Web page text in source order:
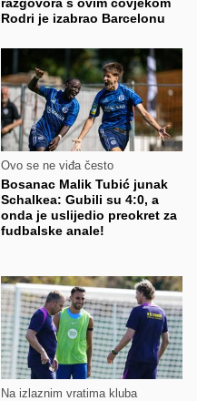
razgovora s ovim čovjekom
Rodri je izabrao Barcelonu
Ovo se ne viđa često
Bosanac Malik Tubić junak
Schalkea: Gubili su 4:0, a
onda je uslijedio preokret za
fudbalske anale!
Na izlaznim vratima kluba